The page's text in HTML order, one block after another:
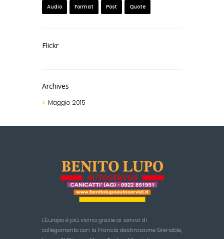
Audio Format Post Quote
Flickr
Archives
Maggio 2015
L'Europa è più vicina grazie ai servizi di
collegamento con la Francia destinazione Grenoble,